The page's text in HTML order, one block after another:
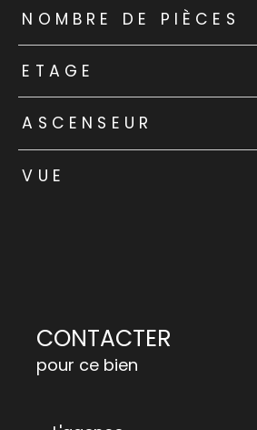
NOMBRE DE PIÈCES
ETAGE
ASCENSEUR
VUE
CONTACTER
pour ce bien